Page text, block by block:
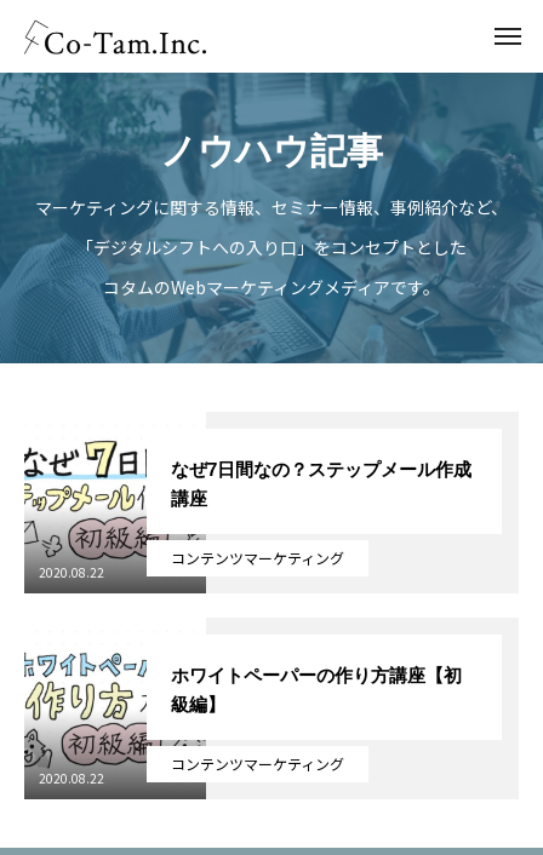
ノウハウ記事
マーケティングに関する情報、セミナー情報、事例紹介など、
「デジタルシフトへの入り口」をコンセプトとした
コタムのWebマーケティングメディアです。
コンテンツマーケティング
なぜ7日間なの？ステップメール作成
講座
2020.08.22
コンテンツマーケティング
ホワイトペーパーの作り方講座【初
級編】
2020.08.22